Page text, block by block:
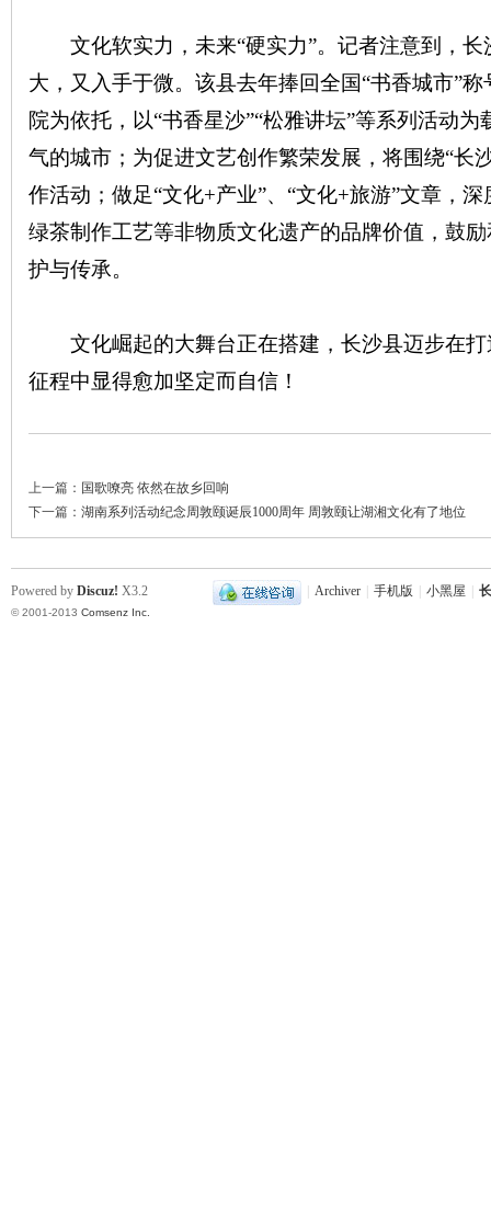
文化软实力，未来“硬实力”。记者注意到，长
大，又入手于微。该县去年捧回全国“书香城市”
院为依托，以“书香星沙”“松雅讲坛”等系列活动
气的城市；为促进文艺创作繁荣发展，将围绕“长
作活动；做足“文化+产业”、“文化+旅游”文章，
绿茶制作工艺等非物质文化遗产的品牌价值，鼓
护与传承。
文化崛起的大舞台正在搭建，长沙县迈步在打
征程中显得愈加坚定而自信！
上一篇： 国歌嘹亮 依然在故乡回响
下一篇： 湖南系列活动纪念周敦颐诞辰1000周年 周敦颐让湖湘文化有了地位
Archiver 手机版 小黑屋
Powered by Discuz! X3.2
© 2001-2013 Comsenz Inc.